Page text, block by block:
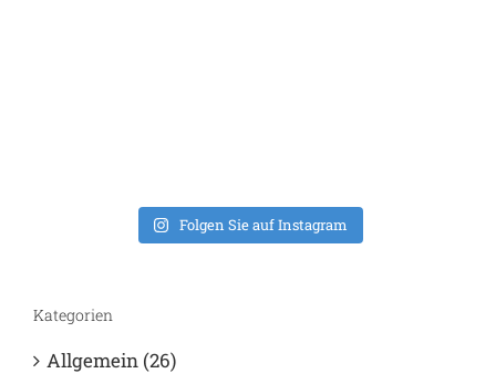
Folgen Sie auf Instagram
Kategorien
Allgemein (26)